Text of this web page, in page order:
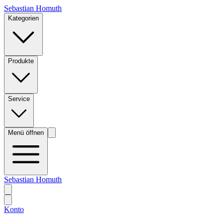
Sebastian Homuth
Kategorien
Produkte
Service
Menü öffnen
Sebastian Homuth
Konto